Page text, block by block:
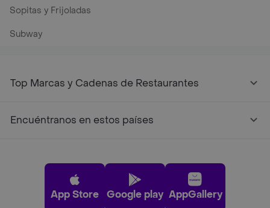
Sopitas y Frijoladas
Subway
Top Marcas y Cadenas de Restaurantes
Encuéntranos en estos países
App Store Google play AppGallery